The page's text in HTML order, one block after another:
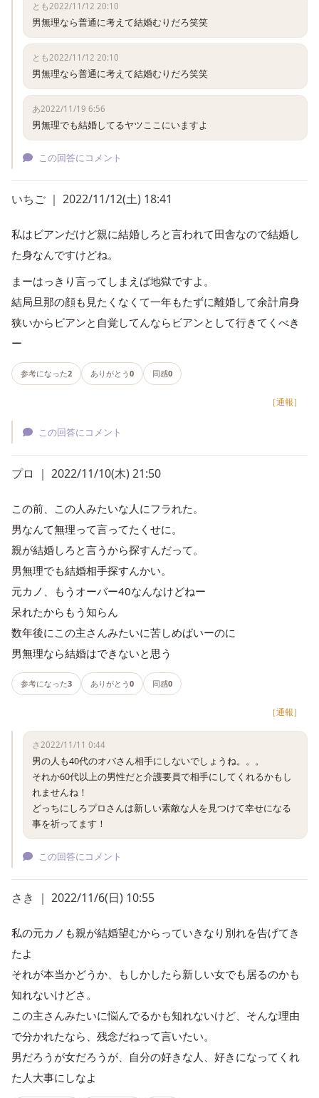
とも2022/11/12 20:10
男無理なら普通に考えて結婚むりだろ笑笑
とも2022/11/12 20:10
男無理なら普通に考えて結婚むりだろ笑笑
あ2022/11/19 6:56
男無理でも結婚してるヤツここにいますよ
この回答にコメント
いちご ｜ 2022/11/12(土) 18:41
私はビアンだけど親に結婚しろと言われて田舎なので結婚し
た身なんですけどね。
まーはっきり言ってしまえば地獄ですよ。
結局旦那の顔も見たくなくて一年もたずに離婚して余計肩身
狭いからビアンと自覚してんならビアンとして行きてくべき
ー
参考になった2 ありがとう 0 同感0
［通報］
この回答にコメント
プロ ｜ 2022/11/10(木) 21:50
この前、この人みたいな人にフラれた。
男なんて無理って言ってたくせに。
親が結婚しろと言うから探すんだって。
男無理でも結婚相手探すんかい。
元カノ、もうオーバー40なんなけどねー
呆れたからもう知らん
数年後にこの主さんみたいに苦しめばいーのに
男無理なら結婚はできないと思う
参考になった3 ありがとう 0 同感0
［通報］
さ2022/11/11 0:44
男の人も40代のオバさん相手にしないでしょうね。。。
それか60代以上の男性だと介護要員で相手にしてくれるかもし
れませんね！
どっちにしろプロさんは新しい素敵な人を見つけて幸せになる
事を祈ってます！
この回答にコメント
さき ｜ 2022/11/6(日) 10:55
私の元カノも親が結婚望むからっていきなり別れを告げてき
たよ
それが本当かどうか、もしかしたら新しい女でも居るのかも
知れないけどさ。
この主さんみたいに悩んでるかも知れないけど、そんな理由
で分かれたなら、残念だねって言いたい。
男だろうが女だろうが、自分の好きな人、好きになってくれ
た人大事にしなよ